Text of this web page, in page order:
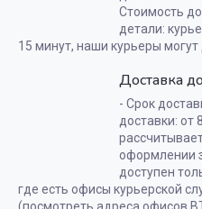
Стоимость
детали:
15 минут, наши курьеры
Доставка
- Срок
доставки: от
оформлении
доступен
где есть офисы курьерской
(посмотреть адреса офисов